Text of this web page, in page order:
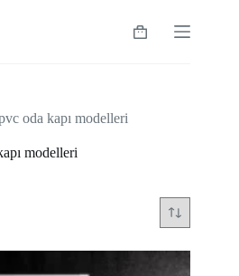
Shopping
oda kapı modelleri
modelleri